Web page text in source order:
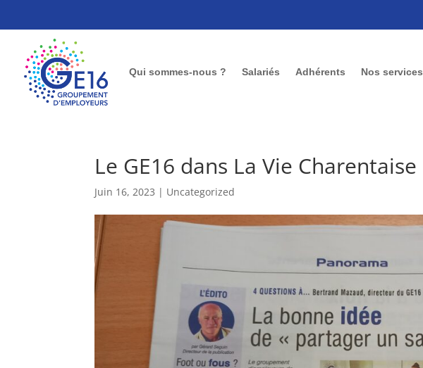
Qui sommes-nous ? Salariés Adhérents Nos services
Le GE16 dans La Vie Charentaise
Juin 16, 2023 | Uncategorized